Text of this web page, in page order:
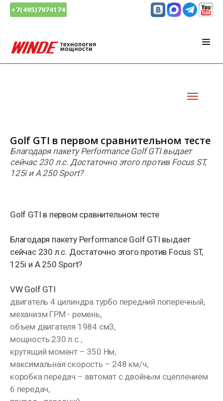
+7(495)7974174
Golf GTI в первом сравнительном тесте
Благодаря пакету Performance Golf GTI выдает
сейчас 230 л.с. Достаточно этого против Focus ST,
125i и A 250 Sport?
Golf GTI в первом сравнительном тесте
Благодаря пакету Performance Golf GTI выдает
сейчас 230 л.с. Достаточно этого против Focus ST,
125i и A 250 Sport?
VW Golf GTI
двигатель 4 цилиндра турбо передний поперечный,
механизм ГРМ - ремень,
объем двигателя 1984 см3,
мощность 230 л.с.,
крутящий момент – 350 Нм,
максимальная скорость – 248 км/ч,
коробка передач – автомат с двойным сцеплением
6 передач,